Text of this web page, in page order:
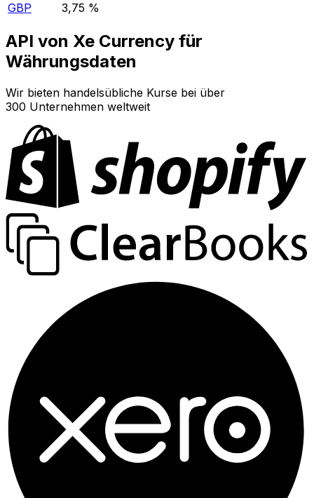
GBP
3,75 %
API von Xe Currency für
Währungsdaten
Wir bieten handelsübliche Kurse bei über
300 Unternehmen weltweit